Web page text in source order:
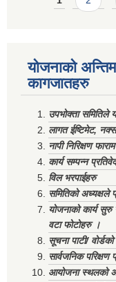
योजनाको
कागजातहरु
उपभोक्ता समितिले
लागत ईष्टिमेट,
नापी निरिक्षण
कार्य सम्पन्न
विल भरपाईहरु
समितिको अध्यक्षले
योजनाको कार्य सुरु
वटा फोटोहरु ।
सूचना पाटी/
सार्वजनिक परिक्षण
आयोजना स्थलको